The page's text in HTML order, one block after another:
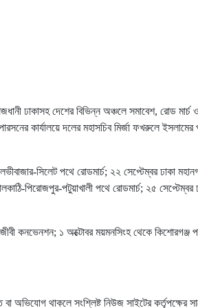
ঢাকাসহ দেশের বিভিন্ন অঞ্চলে সমাবেশ, রোড
কার্যালয়ে দলের মহাসচিব মির্জা ফখরুলে
সিলেট পথে রোডমার্চ; ২২ সেপ্টেম্বর ঢাকা
পিরোজপুর-পটুয়াখালী পথে রোডমার্চ; ২৫ সেপ্টেম্বর
কনভেনশন; ১ অক্টোবর ময়মনসিংহ থেকে
অভিযোগ থাকলে সংশ্লিষ্ট নিউজ সাইটের